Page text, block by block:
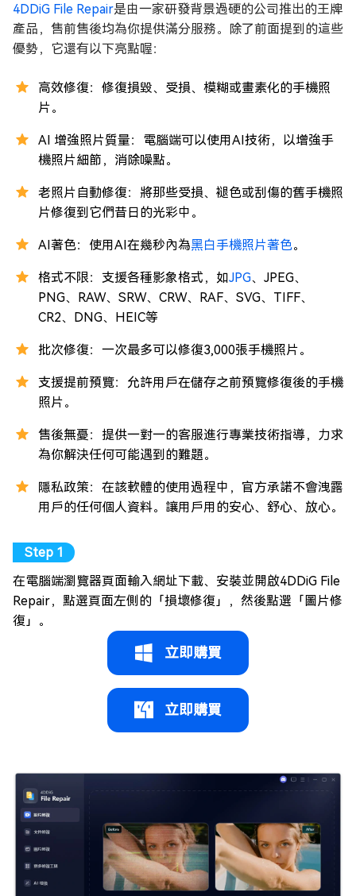
4DDiG File Repair是由一家研發背景過硬的公司推出的王牌
產品，售前售後均為你提供滿分服務。除了前面提到的這些
優勢，它還有以下亮點喔：
高效修復：修復損毀、受損、模糊或畫素化的手機照
片。
AI 增強照片質量：電腦端可以使用AI技術，以增強手
機照片細節，消除噪點。
老照片自動修復：將那些受損、褪色或刮傷的舊手機照
片修復到它們昔日的光彩中。
AI著色：使用AI在幾秒內為黑白手機照片著色。
格式不限：支援各種影象格式，如JPG、JPEG、
PNG、RAW、SRW、CRW、RAF、SVG、TIFF、
CR2、DNG、HEIC等
批次修復：一次最多可以修復3,000張手機照片。
支援提前預覽：允許用戶在儲存之前預覽修復後的手機
照片。
售後無憂：提供一對一的客服進行專業技術指導，力求
為你解決任何可能遇到的難題。
隱私政策：在該軟體的使用過程中，官方承諾不會洩露
用戶的任何個人資料。讓用戶用的安心、舒心、放心。
在電腦端瀏覽器頁面輸入網址下載、安裝並開啟4DDiG File
Repair，點選頁面左側的「損壞修復」，然後點選「圖片修
復」。
立即購買
立即購買